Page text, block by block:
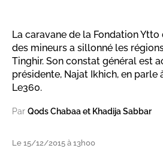
La caravane de la Fondation
des mineurs a sillonné les
Tinghir. Son constat général est
présidente, Najat Ikhich, en parle
Le360.
Par Qods Chabaa et Khadija Sabbar
Le 15/12/2015 à 13h00